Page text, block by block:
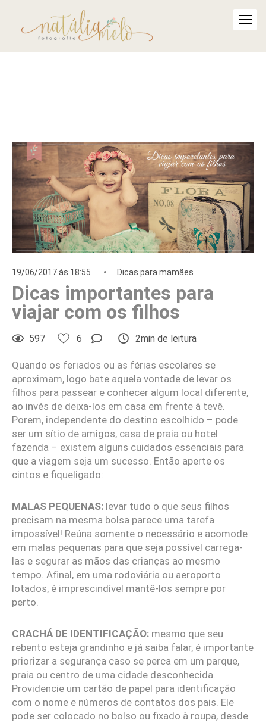
19/06/2017 às 18:55 Dicas para mamães
Dicas importantes para
viajar com os filhos
597 6 2min de leitura
Quando os feriados ou as férias escolares se
aproximam, logo bate aquela vontade de levar os
filhos para passear e conhecer algum local diferente,
ao invés de deixa-los em casa em frente à tevê.
Porem, independente do destino escolhido – pode
ser um sítio de amigos, casa de praia ou hotel
fazenda – existem alguns cuidados essenciais para
que a viagem seja um sucesso. Então aperte os
cintos e fiqueligado:
MALAS PEQUENAS: levar tudo o que seus filhos
precisam na mesma bolsa parece uma tarefa
impossível! Reúna somente o necessário e acomode
em malas pequenas para que seja possível carrega-
las e segurar as mãos das crianças ao mesmo
tempo. Afinal, em uma rodoviária ou aeroporto
lotados, é imprescindível mantê-los sempre por
perto.
CRACHÁ DE IDENTIFICAÇÃO: mesmo que seu
rebento esteja grandinho e já saiba falar, é importante
priorizar a segurança caso se perca em um parque,
praia ou centro de uma cidade desconhecida.
Providencie um cartão de papel para identificação
com o nome e números de contatos dos pais. Ele
pode ser colocado no bolso ou fixado à roupa, desde